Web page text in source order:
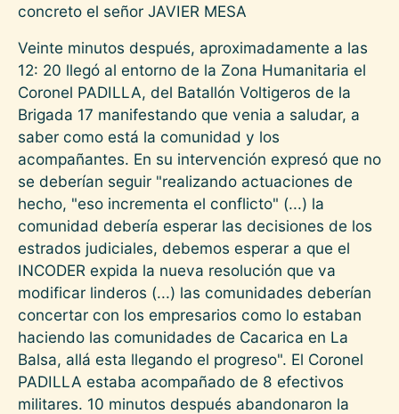
concreto el señor JAVIER MESA
Veinte minutos después, aproximadamente a las
12: 20 llegó al entorno de la Zona Humanitaria el
Coronel PADILLA, del Batallón Voltigeros de la
Brigada 17 manifestando que venia a saludar, a
saber como está la comunidad y los
acompañantes. En su intervención expresó que no
se deberían seguir "realizando actuaciones de
hecho, "eso incrementa el conflicto" (...) la
comunidad debería esperar las decisiones de los
estrados judiciales, debemos esperar a que el
INCODER expida la nueva resolución que va
modificar linderos (...) las comunidades deberían
concertar con los empresarios como lo estaban
haciendo las comunidades de Cacarica en La
Balsa, allá esta llegando el progreso". El Coronel
PADILLA estaba acompañado de 8 efectivos
militares. 10 minutos después abandonaron la